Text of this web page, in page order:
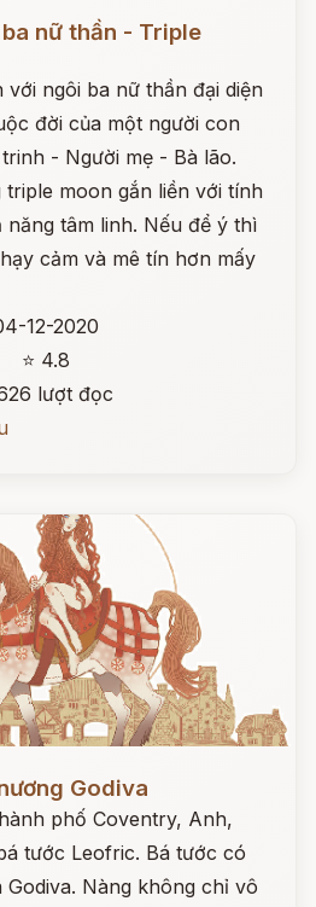
nữ thần - Triple
với ngôi ba nữ thần đại diện
đời của một người con
- Người mẹ - Bà lão.
triple moon gắn liền với tính
tâm linh. Nếu để ý thì
cảm và mê tín hơn mấy
12-2020
⭐ 4.8
lượt đọc
Godiva
phố Coventry, Anh,
tước Leofric. Bá tước có
Nàng không chỉ vô